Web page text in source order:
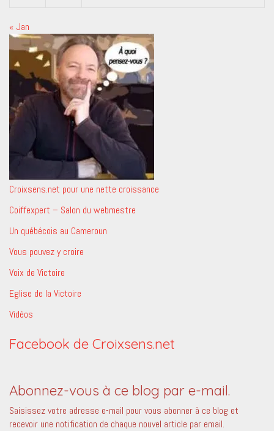
« Jan
Croixsens.net pour une nette croissance
Coiffexpert – Salon du webmestre
Un québécois au Cameroun
Vous pouvez y croire
Voix de Victoire
Eglise de la Victoire
Vidéos
Facebook de Croixsens.net
Abonnez-vous à ce blog par e-mail.
Saisissez votre adresse e-mail pour vous abonner à ce blog et
recevoir une notification de chaque nouvel article par email.